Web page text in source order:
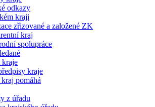
odkazy
kraji
zřizované a založené ZK
kraj
spolupráce
kraje
kraje
pomáhá
z úřadu